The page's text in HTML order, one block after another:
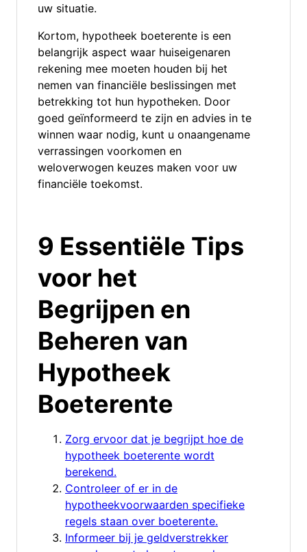
uw situatie.
Kortom, hypotheek boeterente is een
belangrijk aspect waar huiseigenaren
rekening mee moeten houden bij het
nemen van financiële beslissingen met
betrekking tot hun hypotheken. Door
goed geïnformeerd te zijn en advies in te
winnen waar nodig, kunt u onaangename
verrassingen voorkomen en
weloverwogen keuzes maken voor uw
financiële toekomst.
9 Essentiële Tips
voor het
Begrijpen en
Beheren van
Hypotheek
Boeterente
Zorg ervoor dat je begrijpt hoe de
hypotheek boeterente wordt
berekend.
Controleer of er in de
hypotheekvoorwaarden specifieke
regels staan over boeterente.
Informeer bij je geldverstrekker